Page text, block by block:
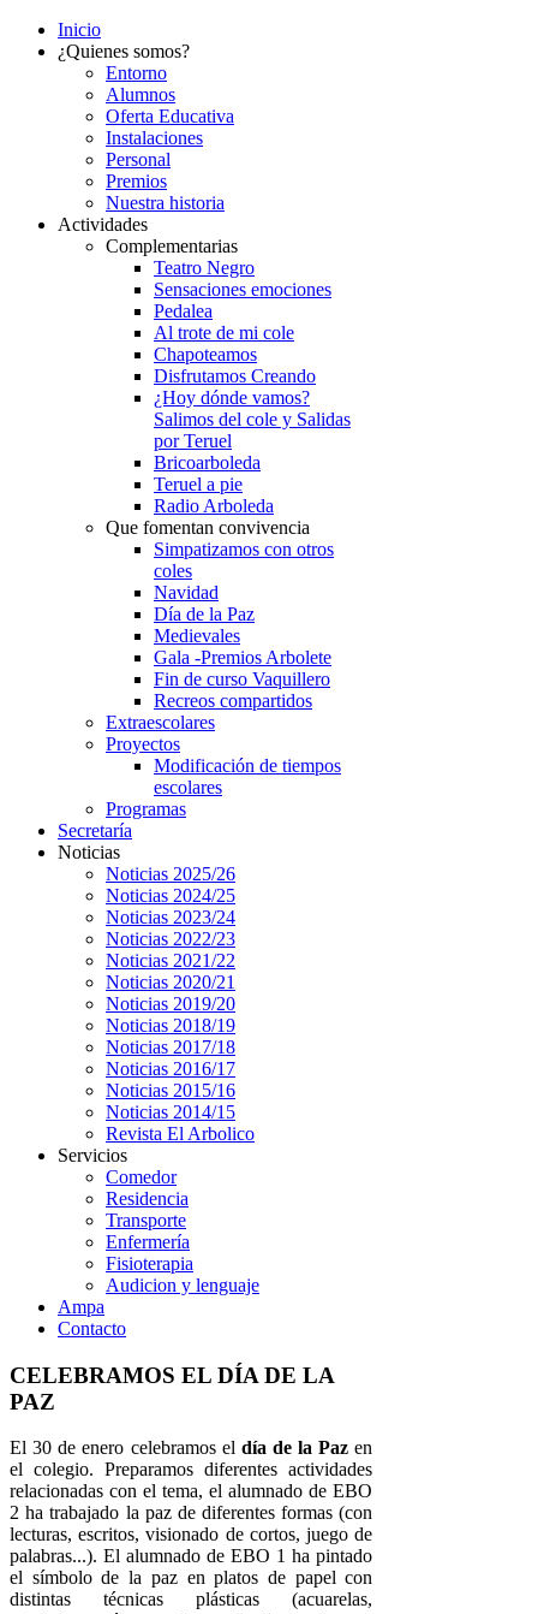
Inicio
¿Quienes somos?
Entorno
Alumnos
Oferta Educativa
Instalaciones
Personal
Premios
Nuestra historia
Actividades
Complementarias
Teatro Negro
Sensaciones emociones
Pedalea
Al trote de mi cole
Chapoteamos
Disfrutamos Creando
¿Hoy dónde vamos?
Salimos del cole y Salidas
por Teruel
Bricoarboleda
Teruel a pie
Radio Arboleda
Que fomentan convivencia
Simpatizamos con otros
coles
Navidad
Día de la Paz
Medievales
Gala -Premios Arbolete
Fin de curso Vaquillero
Recreos compartidos
Extraescolares
Proyectos
Modificación de tiempos
escolares
Programas
Secretaría
Noticias
Noticias 2025/26
Noticias 2024/25
Noticias 2023/24
Noticias 2022/23
Noticias 2021/22
Noticias 2020/21
Noticias 2019/20
Noticias 2018/19
Noticias 2017/18
Noticias 2016/17
Noticias 2015/16
Noticias 2014/15
Revista El Arbolico
Servicios
Comedor
Residencia
Transporte
Enfermería
Fisioterapia
Audicion y lenguaje
Ampa
Contacto
CELEBRAMOS EL DÍA DE LA
PAZ
El 30 de enero celebramos el día de la Pazen
el colegio. Preparamos diferentes actividades
relacionadas con el tema, el alumnado de EBO
2 ha trabajado la paz de diferentes formas (con
lecturas, escritos, visionado de cortos, juego de
palabras...). El alumnado de EBO 1 ha pintado
el símbolo de la paz en platos de papel con
distintas técnicas plásticas (acuarelas,